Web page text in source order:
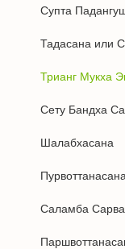
Супта
Тадасана или
Трианг Мукха
Сету Бандха
Шалабхасана
Пурвоттанасана
Саламба